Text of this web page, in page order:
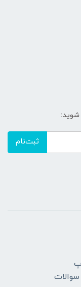
شوید:
ثبت‌نام
سوالات